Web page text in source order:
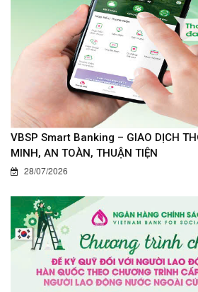
VBSP Smart Banking – GIAO DỊCH
MINH, AN TOÀN, THUẬN TIỆN
28/07/2026